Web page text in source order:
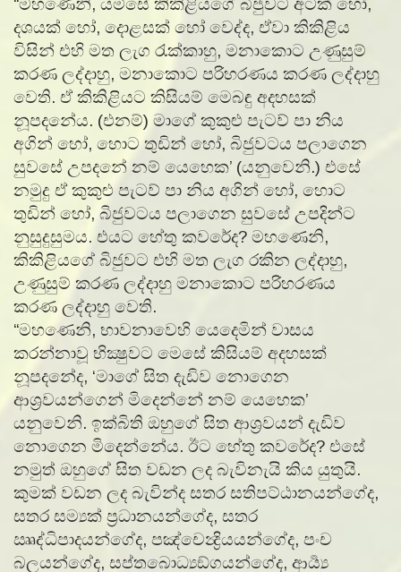
“මහණෙනි, යම්සේ කිකිළියගේ බිජුවට අටක් හෝ,
දශයක් හෝ, දොළසක් හෝ වෙද්ද, ඒවා කිකිළිය
විසින් එහි මත ලැග රැක්කාහු, මනාකොට උණුසුම්
කරණ ලද්දාහු, මනාකොට පරිහරණය කරණ ලද්දාහු
වෙති. ඒ කිකිළියට කිසියම් මෙබඳු අදහසක්
නූපදනේය. (එනම්) මාගේ කුකුළු පැටව් පා නිය
අගින් හෝ, හොට තුඩින් හෝ, බිජුවටය පලාගෙන
සුවසේ උපදනේ නම් යෙහෙක’ (යනුවෙනි.) එසේ
නමුදු ඒ කුකුළු පැටව් පා නිය අගින් හෝ, හොට
තුඩින් හෝ, බිජුවටය පලාගෙන සුවසේ උපදින්ට
නුසුදුසුමය. එයට හේතු කවරේද? මහණෙනි,
කිකිළියගේ බිජුවට එහි මත ලැග රකින ලද්දාහු,
උණුසුම් කරණ ලද්දාහු මනාකොට පරිහරණය
කරණ ලද්දාහු වෙති.
“මහණෙනි, භාවනාවෙහි යෙදෙමින් වාසය
කරන්නාවූ භික්‍ෂුවට මෙසේ කිසියම් අදහසක්
නූපදනේද, ‘මාගේ සිත දැඩිව නොගෙන
ආශ්‍රවයන්ගෙන් මිදෙන්නේ නම් යෙහෙක’
යනුවෙනි. ඉක්බිති ඔහුගේ සිත ආශ්‍රවයන් දැඩිව
නොගෙන මිදෙන්නේය. ඊට හේතු කවරේද? එසේ
නමුත් ඔහුගේ සිත වඩන ලද බැවිනැයි කිය යුතුයි.
කුමක් වඩන ලද බැවින්ද සතර සතිපට්ඨානයන්ගේද,
සතර සම්‍යක් ප්‍රධානයන්ගේද, සතර
ඎද්‍ධිපාදයන්ගේද, පඤ්චෙන්‍ද්‍රියයන්ගේද, පංච
බලයන්ගේද, සප්තබොධ්‍යඞ්ගයන්ගේද, ආර්‍ය්‍ය